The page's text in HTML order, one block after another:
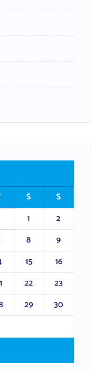
S
S
1
2
8
9
15
16
22
23
29
30